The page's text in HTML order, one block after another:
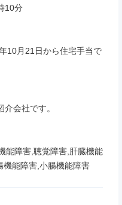
10分
10月21日から住宅手当で
会社です。
能障害,聴覚障害,肝臓機能
機能障害,小腸機能障害